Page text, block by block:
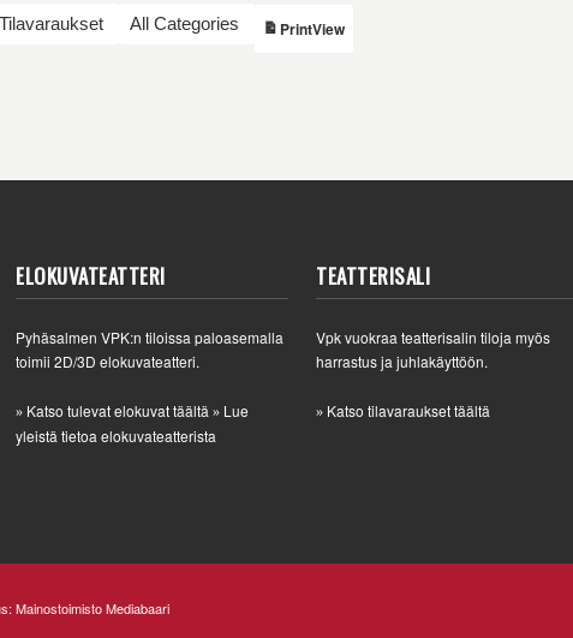
Tilavaraukset All Categories PrintView
ELOKUVATEATTERI
Pyhäsalmen VPK:n tiloissa paloasemalla
toimii 2D/3D elokuvateatteri.
» Katso tulevat elokuvat täältä » Lue
yleistä tietoa elokuvateatterista
TEATTERISALI
Vpk vuokraa teatterisalin tiloja myös
harrastus ja juhlakäyttöön.
» Katso tilavaraukset täältä
Mainostoimisto Mediabaari